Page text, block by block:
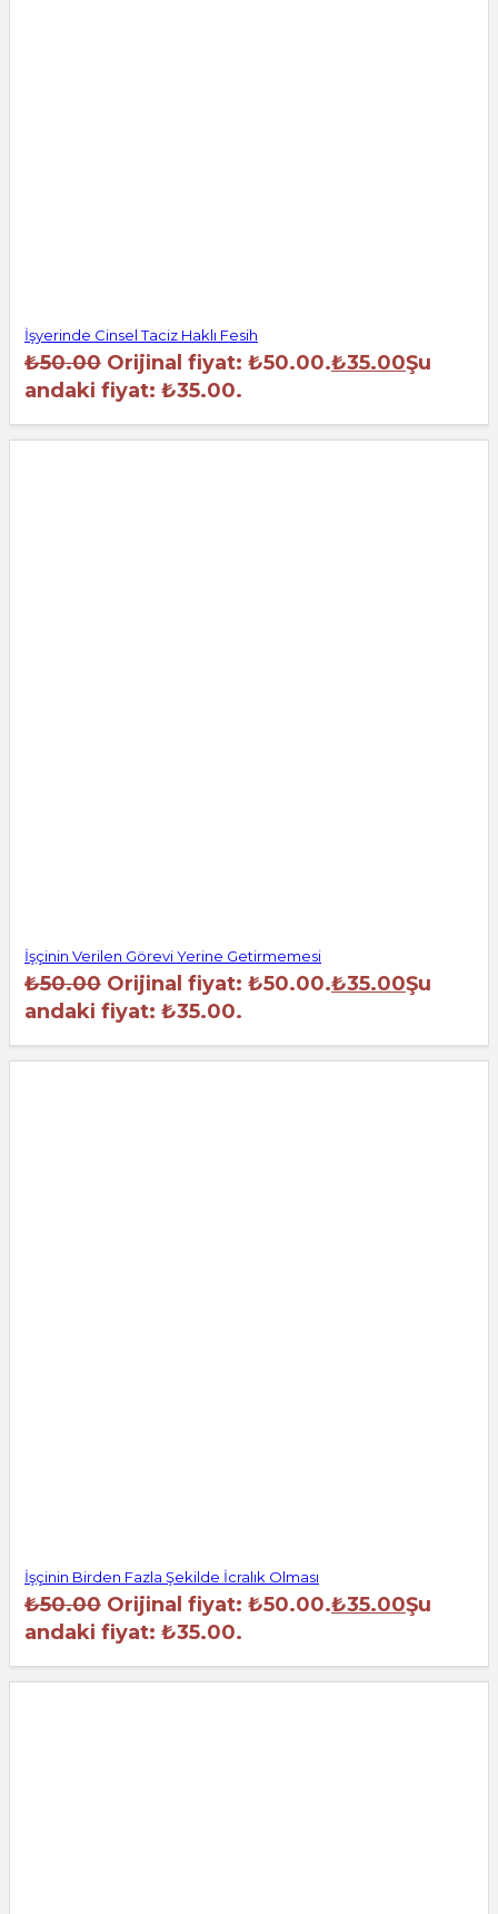
İşyerinde Cinsel Taciz Haklı Fesih
₺50.00 Orijinal fiyat: ₺50.00.₺35.00Şu
andaki fiyat: ₺35.00.
İşçinin Verilen Görevi Yerine Getirmemesi
₺50.00 Orijinal fiyat: ₺50.00.₺35.00Şu
andaki fiyat: ₺35.00.
İşçinin Birden Fazla Şekilde İcralık Olması
₺50.00 Orijinal fiyat: ₺50.00.₺35.00Şu
andaki fiyat: ₺35.00.